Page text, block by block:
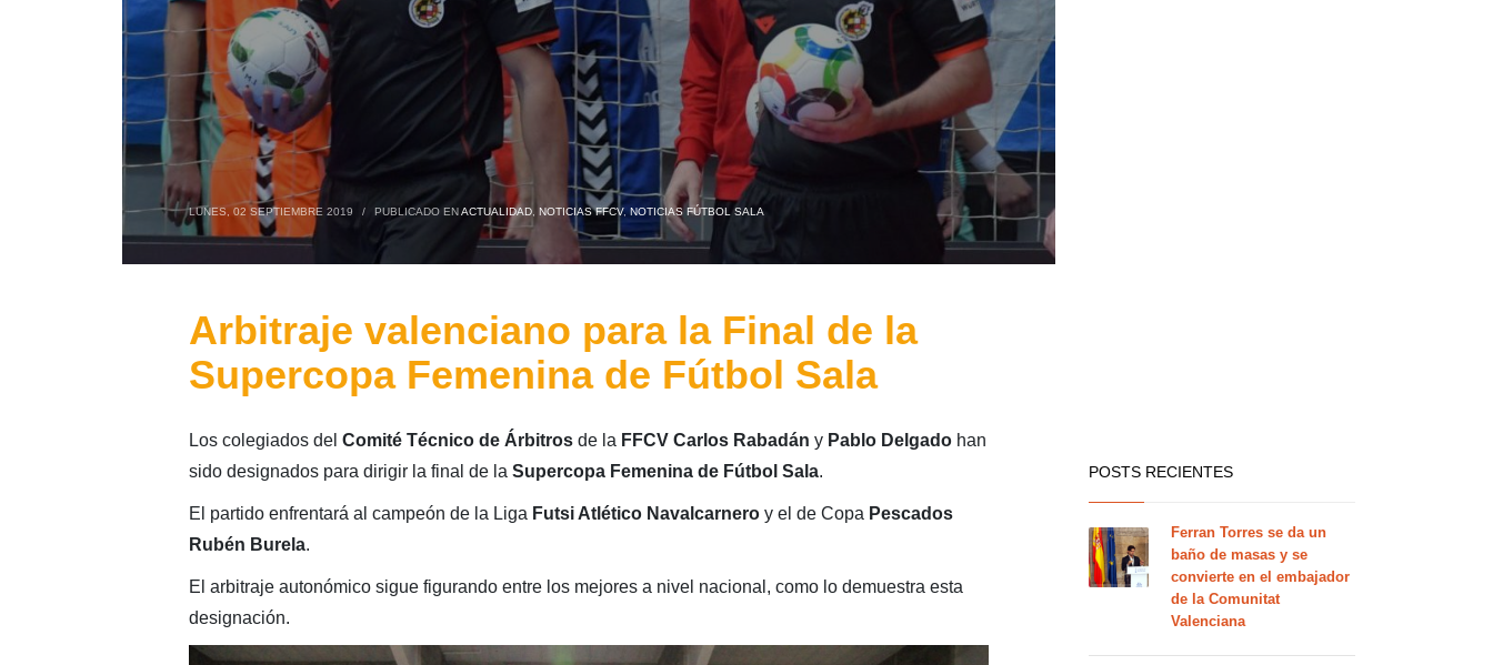
LUNES, 02 SEPTIEMBRE 2019 / PUBLICADO ENACTUALIDAD, NOTICIAS FFCV,NOTICIAS FÚTBOL SALA
Arbitraje valenciano para la Final de la
Supercopa Femenina de Fútbol Sala
Los colegiados del Comité Técnico de Árbitros de la FFCV Carlos Rabadán y Pablo Delgadohan
sido designados para dirigir la final de la Supercopa Femenina de Fútbol Sala.
El partido enfrentará al campeón de la Liga Futsi Atlético Navalcarneroy el de Copa Pescados
Rubén Burela.
El arbitraje autonómico sigue figurando entre los mejores a nivel nacional, como lo demuestra esta
designación.
POSTS RECIENTES
Ferran Torres se da un
baño de masas y se
convierte en el embajador
de la Comunitat
Valenciana